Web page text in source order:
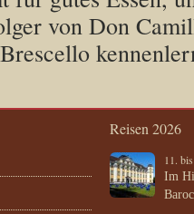
von Don
Reisen 2026
11.
Im